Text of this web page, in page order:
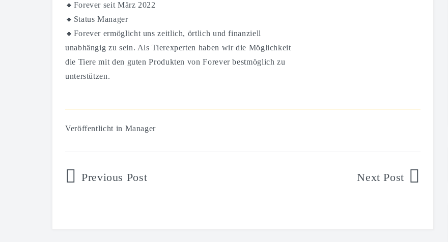
🔸Forever seit März 2022
🔸Status Manager
🔸Forever ermöglicht uns zeitlich, örtlich und finanziell
unabhängig zu sein. Als Tierexperten haben wir die Möglichkeit
die Tiere mit den guten Produkten von Forever bestmöglich zu
unterstützen.
Veröffentlicht in Manager
Beitragsnavigation